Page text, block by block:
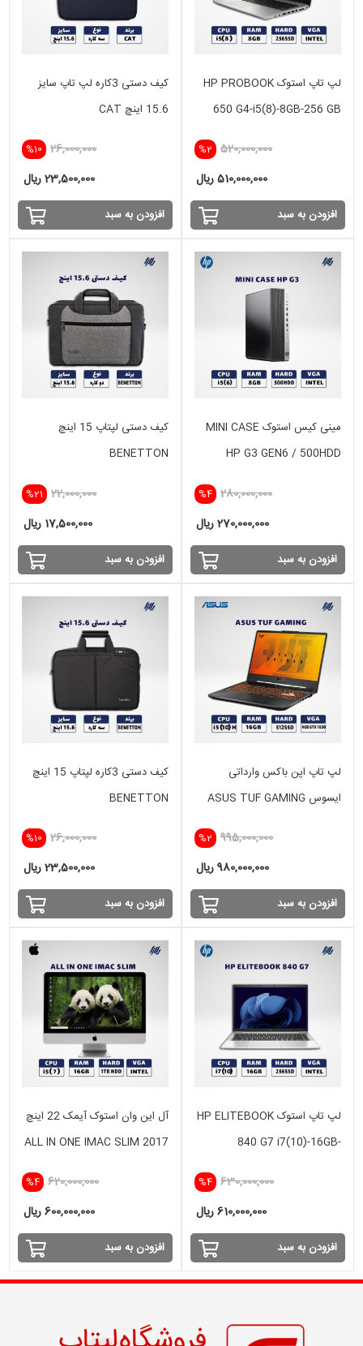
لپ تاپ استوک HP PROBOOK
650 G4-i5(8)-8GB-256 GB
%2 520,000,000
510,000,000 ریال
افزودن به سبد
کیف دستی 3کاره لپ تاپ سایز
15.6 اینچ CAT
%10 26,000,000
23,500,000 ریال
افزودن به سبد
مینی کیس استوک MINI CASE
HP G3 GEN6 / 500HDD
%4 280,000,000
270,000,000 ریال
افزودن به سبد
کیف دستی لپتاپ 15 اینچ
BENETTON
%21 22,000,000
17,500,000 ریال
افزودن به سبد
لپ تاپ اپن باکس وارداتی
ایسوس ASUS TUF GAMING
i5(10)H-16GB-512 SSD-4GB
%2 995,000,000
980,000,000 ریال
افزودن به سبد
کیف دستی 3کاره لپتاپ 15 اینچ
BENETTON
%10 26,000,000
23,500,000 ریال
افزودن به سبد
لپ تاپ استوک HP ELITEBOOK
840 G7 i7(10)-16GB-
%4 630,000,000
610,000,000 ریال
افزودن به سبد
آل این وان استوک آیمک 22 اینچ
ALL IN ONE IMAC SLIM 2017
%4 620,000,000
600,000,000 ریال
افزودن به سبد